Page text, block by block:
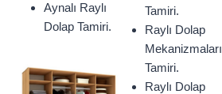
Aynalı Raylı
Dolap Tamiri.
Tamiri.
Raylı Dolap
Mekanizmaları
Tamiri.
Raylı Dolap